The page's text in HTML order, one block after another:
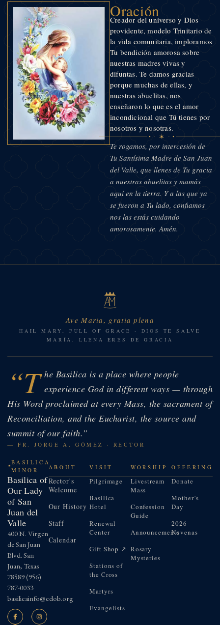
Oración
Creador del universo y Dios
providente, modelo Trinitario de
la vida comunitaria, imploramos
Tu bendición amorosa sobre
nuestras madres vivas y
difuntas. Te damos gracias
porque muchas de ellas, y
nuestras abuelitas, nos
enseñaron lo que es el amor
incondicional que Tú tienes por
nosotros y nosotras.
Te rogamos, por intercesión de
Tu Santísima Madre de San Juan
del Valle, que llenes de Tu gracia
a nuestras abuelitas y mamás
aquí en la tierra. Y a las que ya
se fueron a Tu lado, confiamos
nos las estás cuidando
amorosamente. Amén.
Ave Maria, gratia plena
HAIL MARY, FULL OF GRACE · DIOS TE SALVE
MARÍA, LLENA ERES DE GRACIA
“T he Basilica is a place where people
experience God in different ways — through
His Word proclaimed at every Mass, the sacrament of
Reconciliation, and the Eucharist, the source and
summit of our faith.”
— FR. JORGE A. GÓMEZ · RECTOR
BASILICA
MINOR
Basilica of
Our Lady
of San
Juan del
Valle
400 N. Virgen
de San Juan
Blvd. San
Juan, Texas
78589(956)
787-0033
basilicainfo@cdob.org
ABOUT
Rector's
Welcome
Our History
Staff
Calendar
VISIT
Pilgrimage
Basilica
Hotel
Renewal
Center
Gift Shop ↗
Stations of
the Cross
Martyrs
Evangelists
WORSHIP
Livestream
Mass
Confession
Guide
Announcements
Rosary
Mysteries
OFFERING
Donate
Mother’s
Day
2026
Novenas